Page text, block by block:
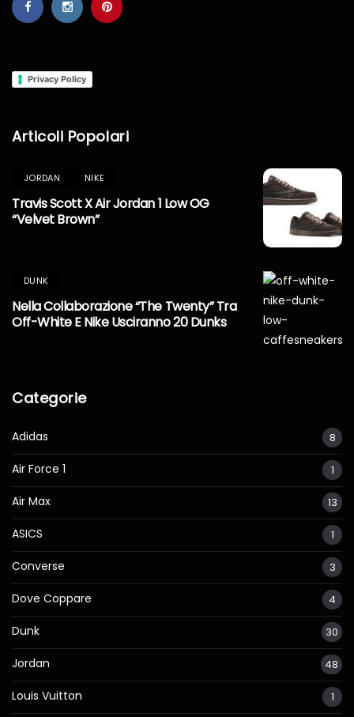
Privacy Policy
Articoli Popolari
JORDAN NIKE
Travis Scott X Air Jordan 1 Low OG
“Velvet Brown”
DUNK
Nella Collaborazione “The Twenty” Tra
Off-White E Nike Usciranno 20 Dunks
Categorie
Adidas 8
Air Force 1 1
Air Max 13
ASICS 1
Converse 3
Dove Coppare 4
Dunk 30
Jordan 48
Louis Vuitton 1